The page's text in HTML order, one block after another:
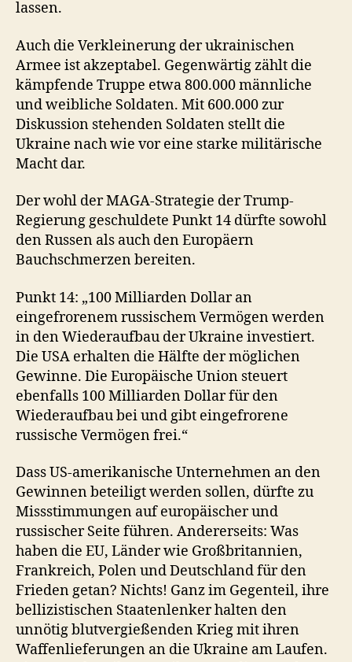
lassen.
Auch die Verkleinerung der ukrainischen
Armee ist akzeptabel. Gegenwärtig zählt die
kämpfende Truppe etwa 800.000 männliche
und weibliche Soldaten. Mit 600.000 zur
Diskussion stehenden Soldaten stellt die
Ukraine nach wie vor eine starke militärische
Macht dar.
Der wohl der MAGA-Strategie der Trump-
Regierung geschuldete Punkt 14 dürfte sowohl
den Russen als auch den Europäern
Bauchschmerzen bereiten.
Punkt 14: „100 Milliarden Dollar an
eingefrorenem russischem Vermögen werden
in den Wiederaufbau der Ukraine investiert.
Die USA erhalten die Hälfte der möglichen
Gewinne. Die Europäische Union steuert
ebenfalls 100 Milliarden Dollar für den
Wiederaufbau bei und gibt eingefrorene
russische Vermögen frei.“
Dass US-amerikanische Unternehmen an den
Gewinnen beteiligt werden sollen, dürfte zu
Missstimmungen auf europäischer und
russischer Seite führen. Andererseits: Was
haben die EU, Länder wie Großbritannien,
Frankreich, Polen und Deutschland für den
Frieden getan? Nichts! Ganz im Gegenteil, ihre
bellizistischen Staatenlenker halten den
unnötig blutvergießenden Krieg mit ihren
Waffenlieferungen an die Ukraine am Laufen.